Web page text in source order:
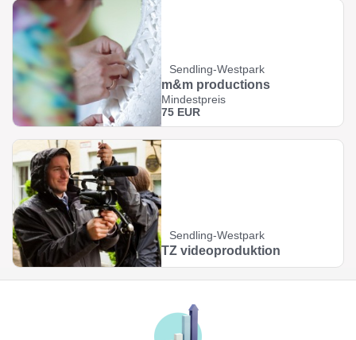
Sendling-Westpark
m&m productions
Mindestpreis
75 EUR
Sendling-Westpark
TZ videoproduktion